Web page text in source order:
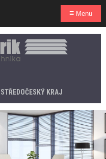
≡ Menu
KRAJ